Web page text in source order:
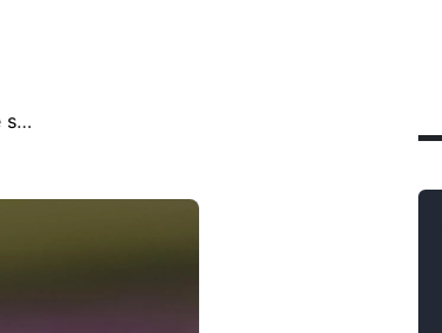
Chacun fait Ã un moment ou Ã un autre de sa vie, sa rencontre avec l'histoire.